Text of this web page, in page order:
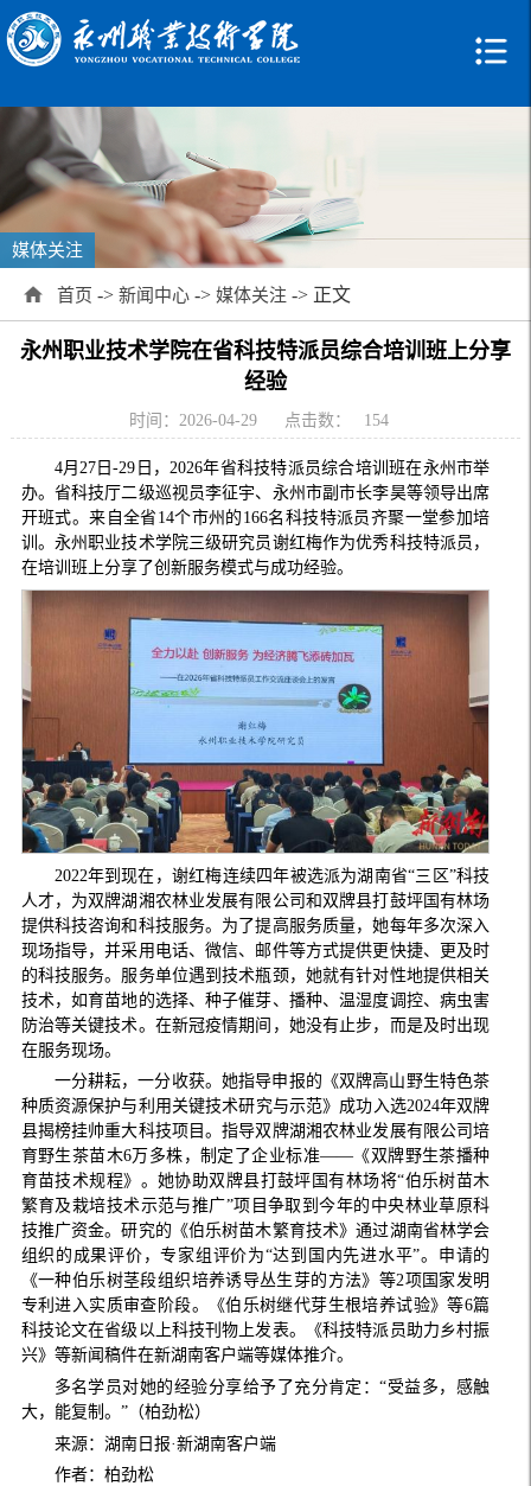
媒体关注
首页 -> 新闻中心 -> 媒体关注 -> 正文
永州职业技术学院在省科技特派员综合培训班上分享
经验
时间：2026-04-29 点击数： 154
4月27日-29日，2026年省科技特派员综合培训班在永州市举
办。省科技厅二级巡视员李征宇、永州市副市长李昊等领导出席
开班式。来自全省14个市州的166名科技特派员齐聚一堂参加培
训。永州职业技术学院三级研究员谢红梅作为优秀科技特派员，
在培训班上分享了创新服务模式与成功经验。
2022年到现在，谢红梅连续四年被选派为湖南省“三区”科技
人才，为双牌湖湘农林业发展有限公司和双牌县打鼓坪国有林场
提供科技咨询和科技服务。为了提高服务质量，她每年多次深入
现场指导，并采用电话、微信、邮件等方式提供更快捷、更及时
的科技服务。服务单位遇到技术瓶颈，她就有针对性地提供相关
技术，如育苗地的选择、种子催芽、播种、温湿度调控、病虫害
防治等关键技术。在新冠疫情期间，她没有止步，而是及时出现
在服务现场。
一分耕耘，一分收获。她指导申报的《双牌高山野生特色茶
种质资源保护与利用关键技术研究与示范》成功入选2024年双牌
县揭榜挂帅重大科技项目。指导双牌湖湘农林业发展有限公司培
育野生茶苗木6万多株，制定了企业标准——《双牌野生茶播种
育苗技术规程》。她协助双牌县打鼓坪国有林场将“伯乐树苗木
繁育及栽培技术示范与推广”项目争取到今年的中央林业草原科
技推广资金。研究的《伯乐树苗木繁育技术》通过湖南省林学会
组织的成果评价，专家组评价为“达到国内先进水平”。申请的
《一种伯乐树茎段组织培养诱导丛生芽的方法》等2项国家发明
专利进入实质审查阶段。《伯乐树继代芽生根培养试验》等6篇
科技论文在省级以上科技刊物上发表。《科技特派员助力乡村振
兴》等新闻稿件在新湖南客户端等媒体推介。
多名学员对她的经验分享给予了充分肯定：“受益多，感触
大，能复制。”（柏劲松）
来源：湖南日报·新湖南客户端
作者：柏劲松